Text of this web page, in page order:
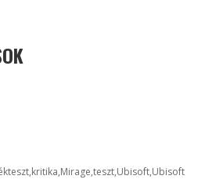
kritika Mirage teszt Ubisoft Ubisoft